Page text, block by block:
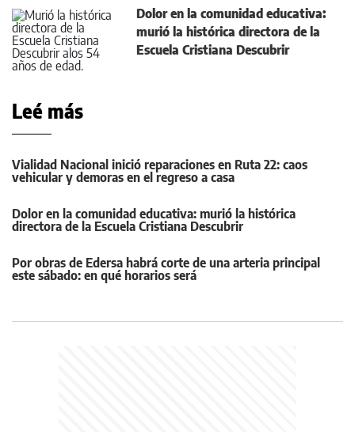
Dolor en la comunidad educativa:
murió la histórica directora de la
Escuela Cristiana Descubrir
Leé más
Vialidad Nacional inició reparaciones en Ruta 22: caos
vehicular y demoras en el regreso a casa
Dolor en la comunidad educativa: murió la histórica
directora de la Escuela Cristiana Descubrir
Por obras de Edersa habrá corte de una arteria principal
este sábado: en qué horarios será